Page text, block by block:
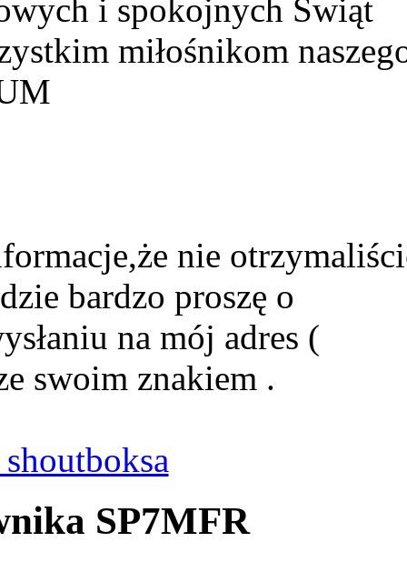
i spokojnych Świąt
miłośnikom
nie
bardzo proszę o
na mój adres (
swoim znakiem .
SP7MFR